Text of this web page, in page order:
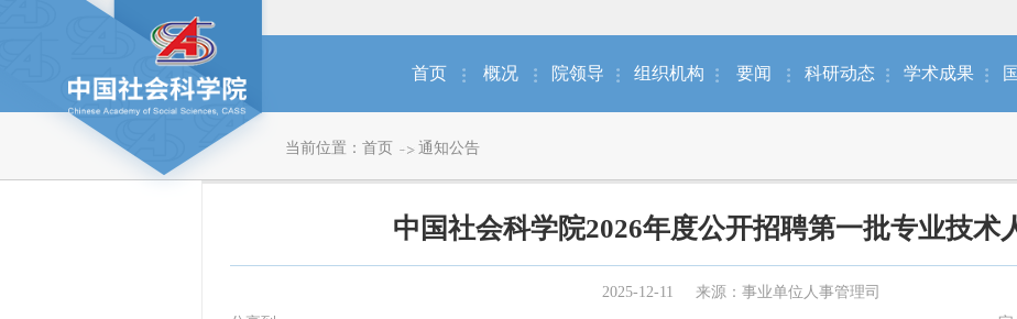
首页 概况 院领导 组织机构 要闻 科研动态 学术成果
当前位置： 首页 通知公告
中国社会科学院2026年度公开招聘第一批专业技术
2025-12-11
来源：事业单位人事管理司